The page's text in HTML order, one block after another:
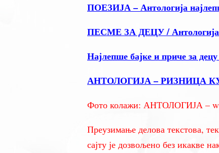
ПОЕЗИЈА – Антологија
ПЕСМЕ ЗА ДЕЦУ / Антологија
Најлепше бајке и приче за
АНТОЛОГИЈА – РИЗНИЦА
Фото колажи: АНТОЛОГИЈА –
Преузимање делова текстова,
сајту је дозвољено без икакве